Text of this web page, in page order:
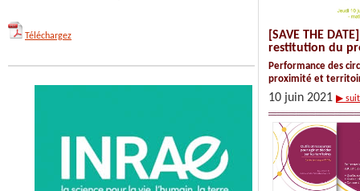
Téléchargez
[SAVE THE
restitution du
Performance des
proximité et
10 juin 2021 ▶